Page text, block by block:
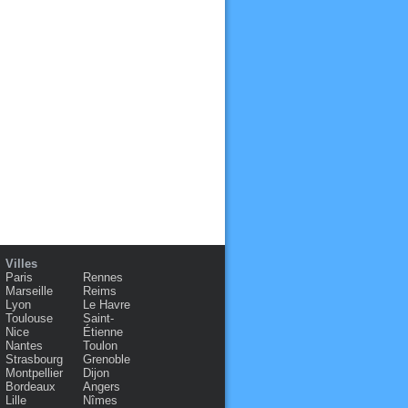
Villes
Paris
Marseille
Lyon
Toulouse
Nice
Nantes
Strasbourg
Montpellier
Bordeaux
Lille
Rennes
Reims
Le Havre
Saint-
Étienne
Toulon
Grenoble
Dijon
Angers
Nîmes